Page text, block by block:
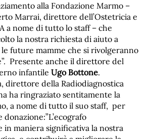
alla Fondazione Marmo –
Marrai, direttore dell’Ostetricia e
a nome di tutto lo staff – che
la nostra richiesta di aiuto a
future mamme che si rivolgeranno
Presente anche il direttore del
infantile Ugo Bottone.
direttore della Radiodiagnostica
ha ringraziato sentitamente la
a nome di tutto il suo staff, per
in maniera significativa la nostra